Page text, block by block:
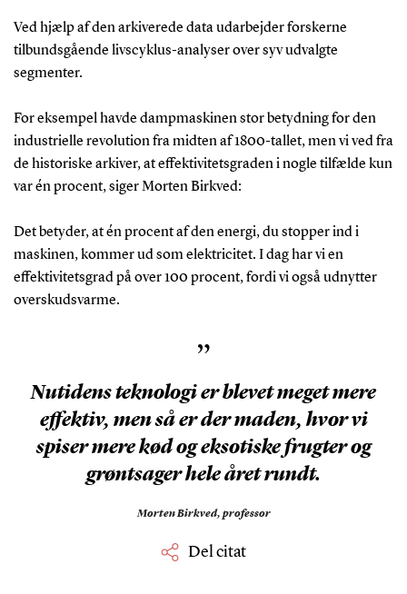
Ved hjælp af den arkiverede data udarbejder forskerne
tilbundsgående livscyklus-analyser over syv udvalgte
segmenter.
For eksempel havde dampmaskinen stor betydning for den
industrielle revolution fra midten af 1800-tallet, men vi ved fra
de historiske arkiver, at effektivitetsgraden i nogle tilfælde kun
var én procent, siger Morten Birkved:
Det betyder, at én procent af den energi, du stopper ind i
maskinen, kommer ud som elektricitet. I dag har vi en
effektivitetsgrad på over 100 procent, fordi vi også udnytter
overskudsvarme.
”
Nutidens teknologi er blevet meget mere
effektiv, men så er der maden, hvor vi
spiser mere kød og eksotiske frugter og
grøntsager hele året rundt.
Morten Birkved, professor
Del citat